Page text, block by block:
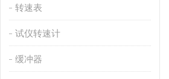
转速表
试仪转速计
缓冲器